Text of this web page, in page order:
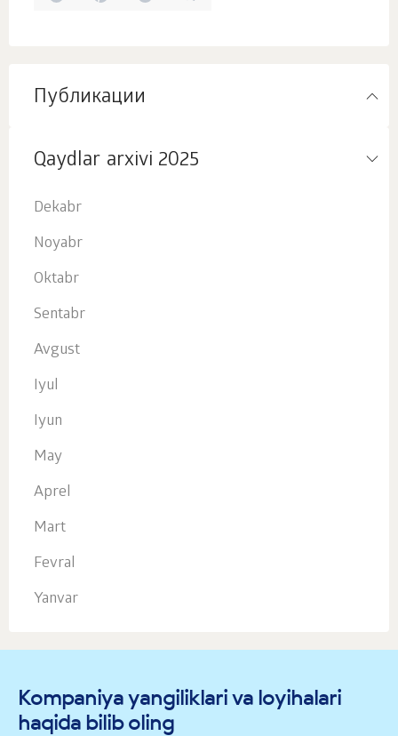
Публикации
Qaydlar arxivi 2025
Dekabr
Noyabr
Oktabr
Sentabr
Avgust
Iyul
Iyun
May
Aprel
Mart
Fevral
Yanvar
Kompaniya yangiliklari va loyihalari
haqida bilib oling